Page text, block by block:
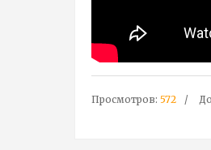
Просмотров: 572